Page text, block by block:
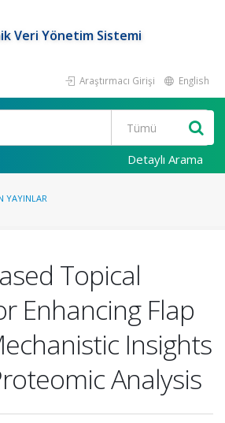
Veri Yönetim Sistemi
Araştırmacı Girişi English
Detaylı Arama
YAYINLAR
Topical
Enhancing Flap
Insights
Analysis